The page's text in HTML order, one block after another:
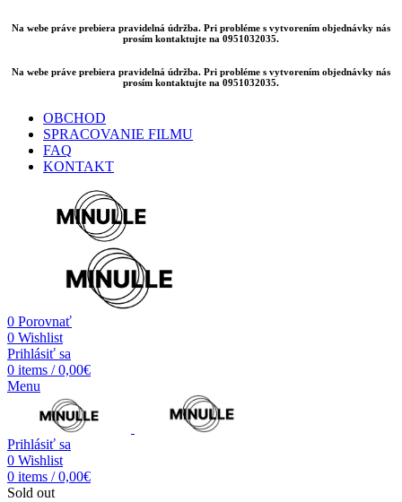
Na webe práve prebiera pravidelná údržba. Pri probléme s vytvorením objednávky nás
prosím kontaktujte na 0951032035.
Na webe práve prebiera pravidelná údržba. Pri probléme s vytvorením objednávky nás
prosím kontaktujte na 0951032035.
OBCHOD
SPRACOVANIE FILMU
FAQ
KONTAKT
0 Porovnať
0 Wishlist
Prihlásiť sa
0 items / 0,00€
Menu
Prihlásiť sa
0 Wishlist
0 items / 0,00€
Sold out